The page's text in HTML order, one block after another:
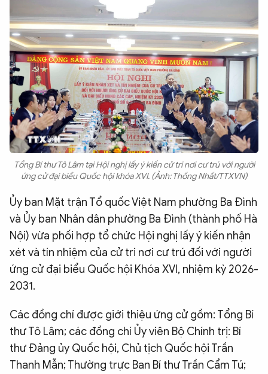
BẠN ĐỌC & CAND
ĐA PHƯƠNG TIỆN
eMagazine
Podcast
Video Ảnh
Infographic
Chuyên trang
Văn nghệ Công an
Chuyên đề
Tổng Bí thư Tô Lâm tại Hội nghị lấy ý kiến cử tri nơi cư trú với người
ứng cử đại biểu Quốc hội khóa XVI. (Ảnh: Thống Nhất/TTXVN)
Ủy ban Mặt trận Tổ quốc Việt Nam phường Ba Đình
và Ủy ban Nhân dân phường Ba Đình (thành phố Hà
Nội) vừa phối hợp tổ chức Hội nghị lấy ý kiến nhận
xét và tín nhiệm của cử tri nơi cư trú đối với người
ứng cử đại biểu Quốc hội Khóa XVI, nhiệm kỳ 2026-
2031.
Các đồng chí được giới thiệu ứng cử gồm: Tổng Bí
thư Tô Lâm; các đồng chí Ủy viên Bộ Chính trị: Bí
thư Đảng ủy Quốc hội, Chủ tịch Quốc hội Trần
Thanh Mẫn; Thường trực Ban Bí thư Trần Cẩm Tú;